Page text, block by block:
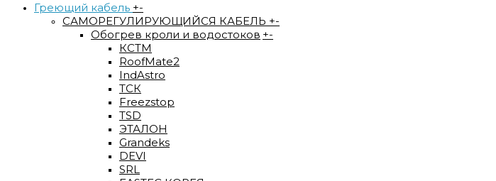
Греющий кабель +-
САМОРЕГУЛИРУЮЩИЙСЯ КАБЕЛЬ +-
Обогрев кроли и водостоков +-
КСТМ
RoofMate2
IndAstro
ТСК
Freezstop
TSD
ЭТАЛОН
Grandeks
DEVI
SRL